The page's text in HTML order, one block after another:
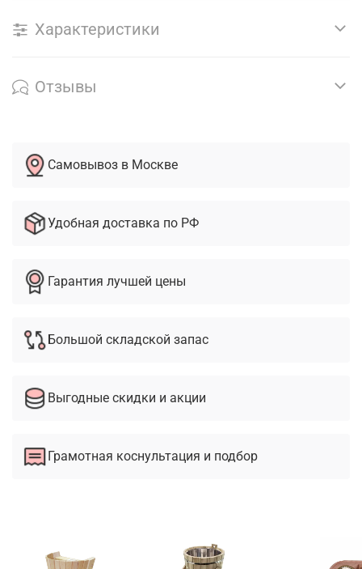
Характеристики
Отзывы
Самовывоз в Москве
Удобная доставка по РФ
Гарантия лучшей цены
Большой складской запас
Выгодные скидки и акции
Грамотная коснультация и подбор